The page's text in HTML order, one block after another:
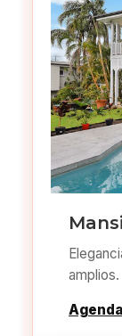
amplios.